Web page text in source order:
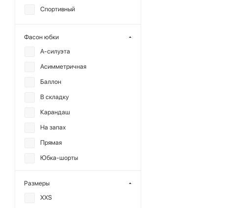
Шелк
Шерсть
Экокожа
Спортивный
Фасон юбки
А-силуэта
Асимметричная
Баллон
В складку
Карандаш
На запах
Прямая
Юбка-шорты
Размеры
XXS